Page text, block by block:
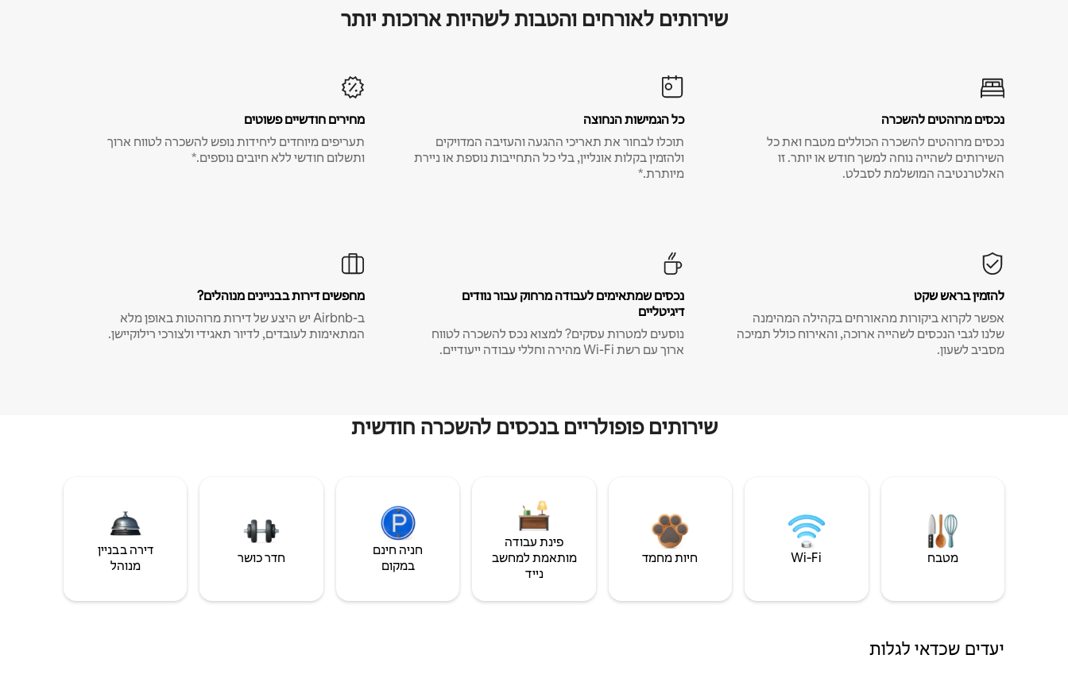
שירותים לאורחים והטבות לשהיות ארוכות יותר
נכסים מרוהטים להשכרה
נכסים מרוהטים להשכרה הכוללים מטבח ואת כל
השירותים לשהייה נוחה למשך חודש או יותר. זו
האלטרנטיבה המושלמת לסבלט.
כל הגמישות הנחוצה
תוכלו לבחור את תאריכי ההגעה והעזיבה המדויקים
ולהזמין בקלות אונליין, בלי כל התחייבות נוספת או ניירת
מיותרת.*
מחירים חודשיים פשוטים
תעריפים מיוחדים ליחידות נופש להשכרה לטווח ארוך
ותשלום חודשי ללא חיובים נוספים.*
להזמין בראש שקט
אפשר לקרוא ביקורות מהאורחים בקהילה המהימנה
שלנו לגבי הנכסים לשהייה ארוכה, והאירוח כולל תמיכה
מסביב לשעון.
נכסים שמתאימים לעבודה מרחוק עבור נוודים
דיגיטליים
נוסעים למטרות עסקים? למצוא נכס להשכרה לטווח
ארוך עם רשת Wi-Fi מהירה וחללי עבודה ייעודיים.
מחפשים דירות בבניינים מנוהלים?
ב-Airbnb יש היצע של דירות מרוהטות באופן מלא
המתאימות לעובדים, לדיור תאגידי ולצורכי רילוקיישן.
שירותים פופולריים בנכסים להשכרה חודשית
מטבח Wi‑Fi חיות מחמד
פינת עבודה
מותאמת למחשב
נייד
חניה חינם
במקום
חדר כושר
דירה בבניין
מנוהל
יעדים שכדאי לגלות